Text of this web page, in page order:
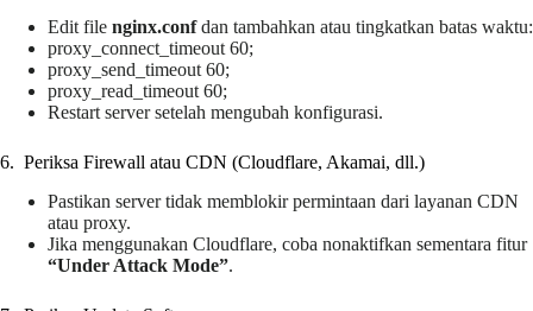
Edit file nginx.confdan tambahkan atau tingkatkan batas waktu:
proxy_connect_timeout 60;
proxy_send_timeout 60;
proxy_read_timeout 60;
Restart server setelah mengubah konfigurasi.
6️. Periksa Firewall atau CDN (Cloudflare, Akamai, dll.)
Pastikan server tidak memblokir permintaan dari layanan CDN
atau proxy.
Jika menggunakan Cloudflare, coba nonaktifkan sementara fitur
“Under Attack Mode”.